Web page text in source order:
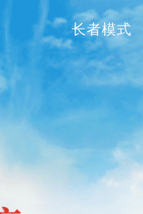
长者模式